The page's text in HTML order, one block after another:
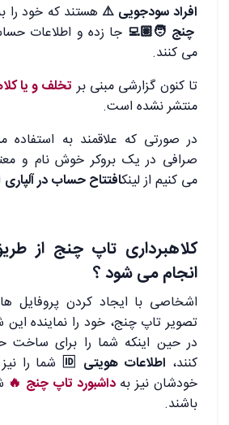
افراد سودجویی ⚠️هستند که خود را
چنج 🧑🏽‍💻 جا زده و اطلاعات
می کنند.
تا کنون گزارشی مبنی بر تخلف و یا
منتشر نشده است.
در صورتی که علاقمند به
صرافی در یک بروکر خوش نام و
می کنیم از لینکافتتاح حساب در آلپاری
کلاهبرداری تاپ چنج از
انجام می شود ؟
اشخاصی با ایجاد کردن پروفایل
تصویر تاپ چنج، خود را نماینده
در حین اینکه شما را برای ساخت
کنند، اطلاعات هویتی 🆔
شما را
خودشان نیز بهداشبورد تاپ چنج 🔥
باشند.